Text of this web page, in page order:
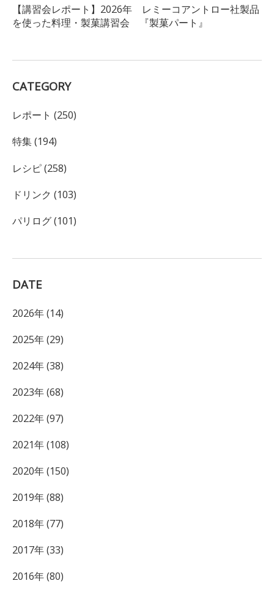
【講習会レポート】2026年 レミーコアントロー社製品
を使った料理・製菓講習会 『製菓パート』
CATEGORY
レポート (250)
特集 (194)
レシピ (258)
ドリンク (103)
パリログ (101)
DATE
2026年 (14)
2025年 (29)
2024年 (38)
2023年 (68)
2022年 (97)
2021年 (108)
2020年 (150)
2019年 (88)
2018年 (77)
2017年 (33)
2016年 (80)